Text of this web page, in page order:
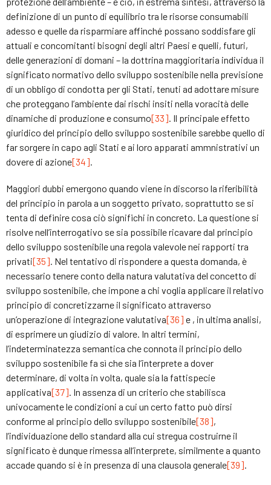
definizione di un punto di equilibrio tra le risorse consumabili
adesso e quelle da risparmiare affinché possano soddisfare gli
attuali e concomitanti bisogni degli altri Paesi e quelli, futuri,
delle generazioni di domani – la dottrina maggioritaria individua il
significato normativo dello sviluppo sostenibile nella previsione
di un obbligo di condotta per gli Stati, tenuti ad adottare misure
che proteggano l’ambiente dai rischi insiti nella voracità delle
dinamiche di produzione e consumo[33]. Il principale effetto
giuridico del principio dello sviluppo sostenibile sarebbe quello di
far sorgere in capo agli Stati e ai loro apparati ammnistrativi un
dovere di azione[34].
Maggiori dubbi emergono quando viene in discorso la riferibilità
del principio in parola a un soggetto privato, soprattutto se si
tenta di definire cosa ciò significhi in concreto. La questione si
risolve nell’interrogativo se sia possibile ricavare dal principio
dello sviluppo sostenibile una regola valevole nei rapporti tra
privati[35]. Nel tentativo di rispondere a questa domanda, è
necessario tenere conto della natura valutativa del concetto di
sviluppo sostenibile, che impone a chi voglia applicare il relativo
principio di concretizzarne il significato attraverso
un’operazione di integrazione valutativa[36] e , in ultima analisi,
di esprimere un giudizio di valore. In altri termini,
l’indeterminatezza semantica che connota il principio dello
sviluppo sostenibile fa sì che sia l’interprete a dover
determinare, di volta in volta, quale sia la fattispecie
applicativa[37]. In assenza di un criterio che stabilisca
univocamente le condizioni a cui un certo fatto può dirsi
conforme al principio dello sviluppo sostenibile[38],
l’individuazione dello standard alla cui stregua costruirne il
significato è dunque rimessa all’interprete, similmente a quanto
accade quando si è in presenza di una clausola generale[39].